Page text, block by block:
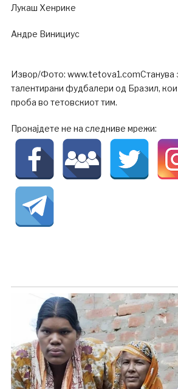
Лукаш Хенрике
Андре Винициус
Извор/Фото: www.tetova1.comСтанува
талентирани фудбалери од Бразил, кои
проба во тетовскиот тим.
Пронајдете не на следниве мрежи: